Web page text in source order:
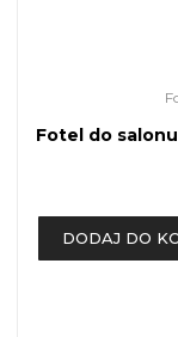
Fotel do
DODAJ DO